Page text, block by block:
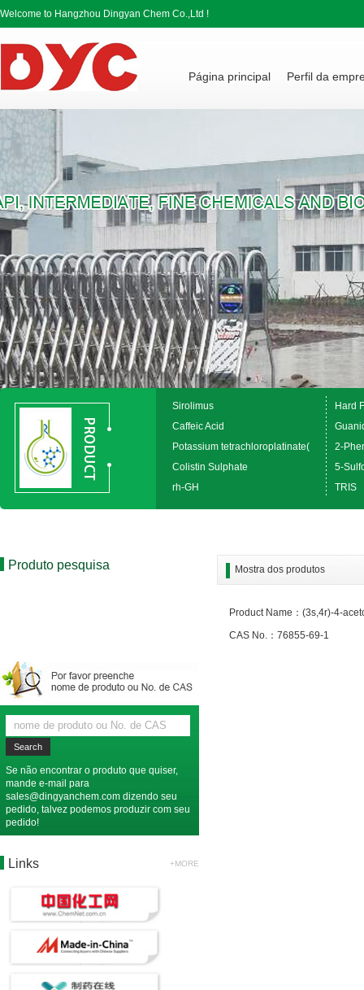
Welcome to Hangzhou Dingyan Chem Co.,Ltd !
Página principal Perfil da
Sirolimus
Hard
Caffeic Acid
Potassium tetrachloroplatinate(
2-
Colistin Sulphate
5-
rh-GH
TRIS
Produto pesquisa
Se não encontrar o produto que quiser,
mande e-mail para
sales@dingyanchem.com dizendo seu
pedido, talvez podemos produzir com seu
pedido!
Links +MORE
Mostra dos produtos
Product Name：(3s,4r)-4-
CAS No.：76855-69-1